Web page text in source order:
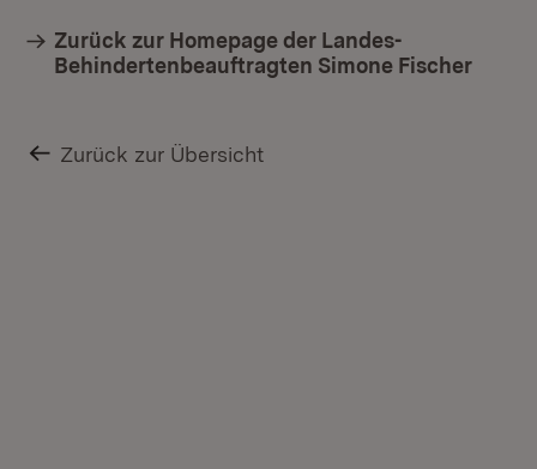
Zurück zur Homepage der Landes-
Behindertenbeauftragten Simone Fischer
Zurück zur Übersicht